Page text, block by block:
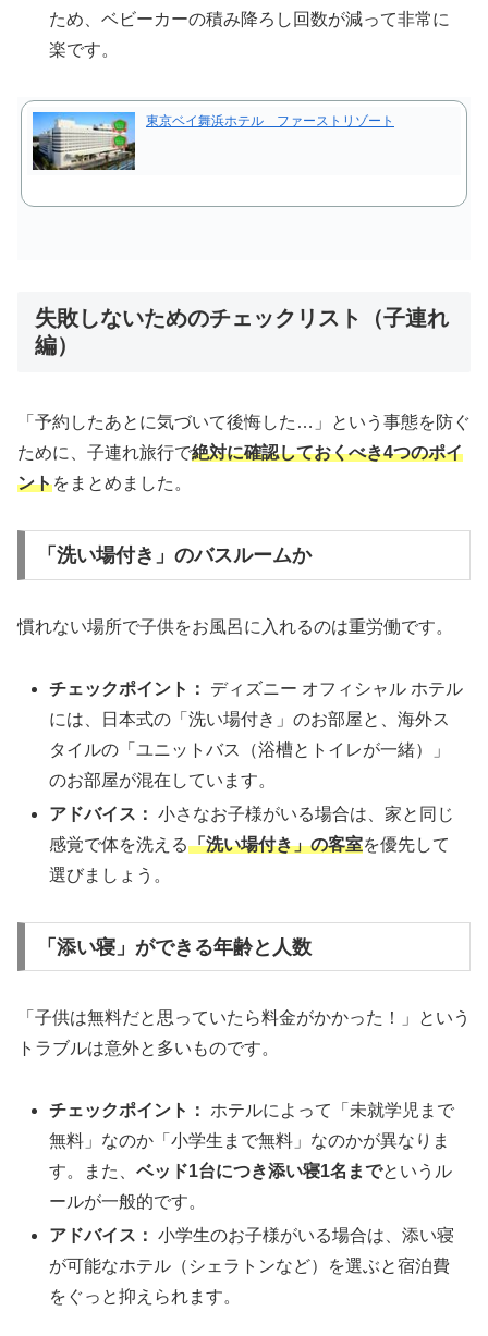
ため、ベビーカーの積み降ろし回数が減って非常に
楽です。
東京ベイ舞浜ホテル ファーストリゾート
失敗しないためのチェックリスト（子連れ
編）
「予約したあとに気づいて後悔した…」という事態を防ぐ
ために、子連れ旅行で絶対に確認しておくべき4つのポイ
ントをまとめました。
「洗い場付き」のバスルームか
慣れない場所で子供をお風呂に入れるのは重労働です。
チェックポイント：
ディズニー オフィシャル ホテル
には、日本式の「洗い場付き」のお部屋と、海外ス
タイルの「ユニットバス（浴槽とトイレが一緒）」
のお部屋が混在しています。
アドバイス： 小さなお子様がいる場合は、家と同じ
感覚で体を洗える「洗い場付き」の客室を優先して
選びましょう。
「添い寝」ができる年齢と人数
「子供は無料だと思っていたら料金がかかった！」という
トラブルは意外と多いものです。
チェックポイント：
ホテルによって「未就学児まで
無料」なのか「小学生まで無料」なのかが異なりま
す。また、ベッド1台につき添い寝1名までというル
ールが一般的です。
アドバイス： 小学生のお子様がいる場合は、添い寝
が可能なホテル（シェラトンなど）を選ぶと宿泊費
をぐっと抑えられます。